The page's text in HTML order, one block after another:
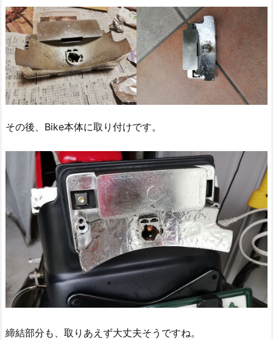
その後、Bike本体に取り付けです。
締結部分も、取りあえず大丈夫そうですね。